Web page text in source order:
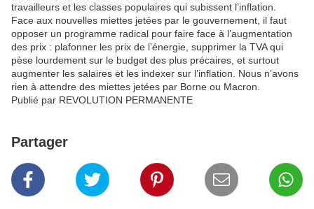
travailleurs et les classes populaires qui subissent l’inflation.
Face aux nouvelles miettes jetées par le gouvernement, il faut
opposer un programme radical pour faire face à l’augmentation
des prix : plafonner les prix de l’énergie, supprimer la TVA qui
pèse lourdement sur le budget des plus précaires, et surtout
augmenter les salaires et les indexer sur l’inflation. Nous n’avons
rien à attendre des miettes jetées par Borne ou Macron.
Publié par REVOLUTION PERMANENTE
Partager